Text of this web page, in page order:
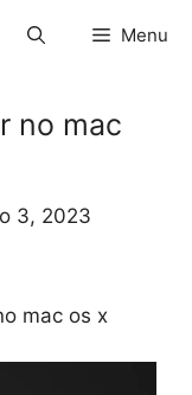
Menu
no mac
3, 2023
mac os x